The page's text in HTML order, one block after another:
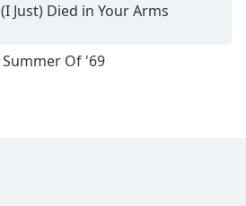
(I Just) Died in Your Arms
Summer Of '69